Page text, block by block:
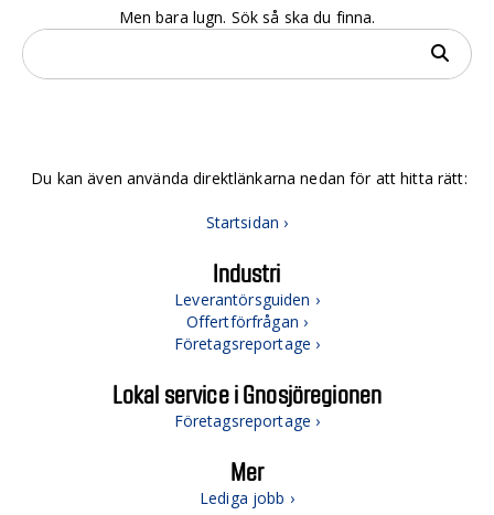
Men bara lugn. Sök så ska du finna.
Du kan även använda direktlänkarna nedan för att hitta rätt:
Startsidan ›
Industri
Leverantörsguiden ›
Offertförfrågan ›
Företagsreportage ›
Lokal service i Gnosjöregionen
Företagsreportage ›
Mer
Lediga jobb ›